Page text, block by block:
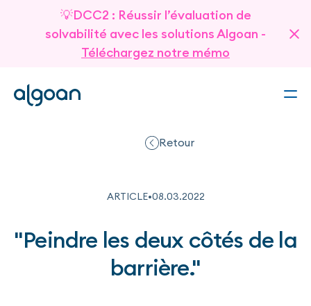
💡DCC2 : Réussir l’évaluation de
solvabilité avec les solutions Algoan -
Téléchargez notre mémo
Retour
ARTICLE•08.03.2022
"Peindre les deux côtés de la
barrière."